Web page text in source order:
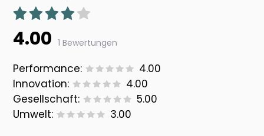
4.00 1 Bewertungen
Performance:
4.00
Innovation:
4.00
Gesellschaft:
5.00
Umwelt:
3.00